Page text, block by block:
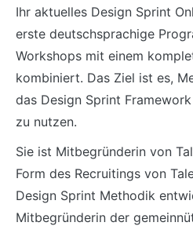
Ihr aktuelles Design Sprint
erste deutschsprachige
Workshops mit einem
kombiniert. Das Ziel ist es,
das Design Sprint
zu nutzen.
Sie ist Mitbegründerin von
Form des Recruitings von
Design Sprint Methodik
Mitbegründerin der